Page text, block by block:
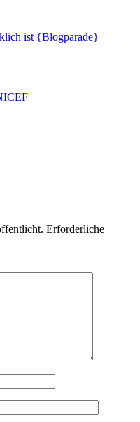
ist {Blogparade}
Erforderliche